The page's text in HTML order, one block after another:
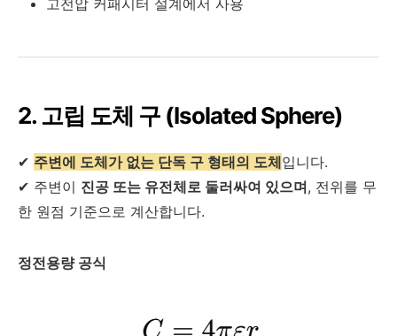
2. 고립 도체 구 (Isolated Sphere)
✔ 주변에 도체가 없는 단독 구 형태의 도체입니다.
✔ 주변이 진공 또는 유전체로 둘러싸여 있으며, 전위를 무
한 원점 기준으로 계산합니다.
정전용량 공식